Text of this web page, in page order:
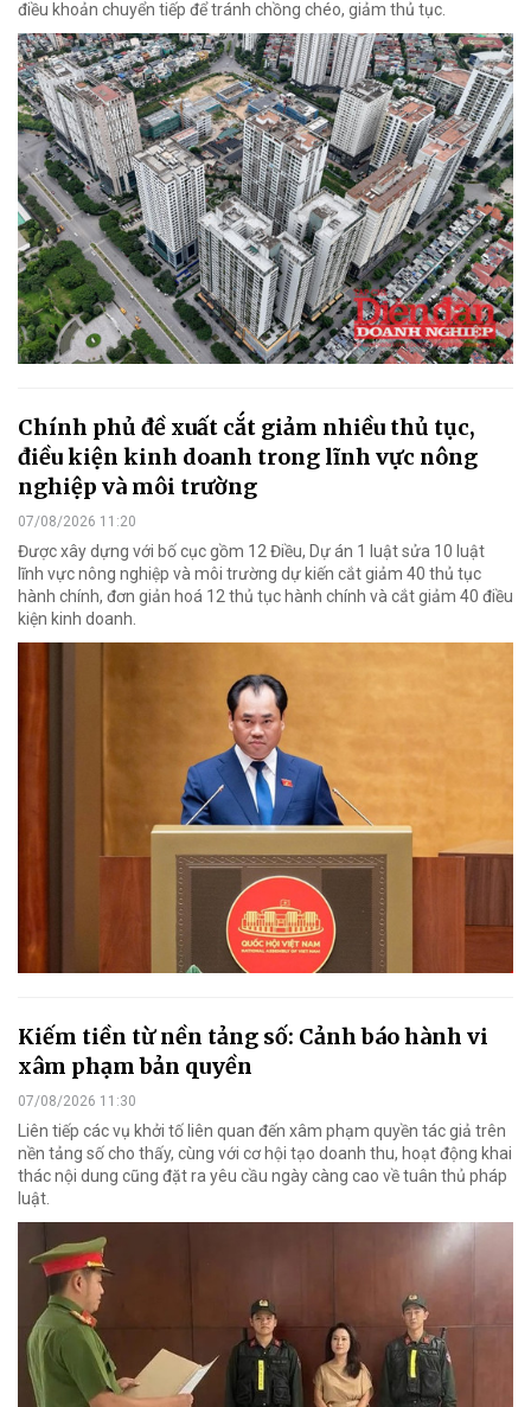
điều khoản chuyển tiếp để tránh chồng chéo, giảm thủ tục.
Chính phủ đề xuất cắt giảm nhiều thủ tục,
điều kiện kinh doanh trong lĩnh vực nông
nghiệp và môi trường
07/08/2026 11:20
Được xây dựng với bố cục gồm 12 Điều, Dự án 1 luật sửa 10 luật
lĩnh vực nông nghiệp và môi trường dự kiến cắt giảm 40 thủ tục
hành chính, đơn giản hoá 12 thủ tục hành chính và cắt giảm 40 điều
kiện kinh doanh.
Kiếm tiền từ nền tảng số: Cảnh báo hành vi
xâm phạm bản quyền
07/08/2026 11:30
Liên tiếp các vụ khởi tố liên quan đến xâm phạm quyền tác giả trên
nền tảng số cho thấy, cùng với cơ hội tạo doanh thu, hoạt động khai
thác nội dung cũng đặt ra yêu cầu ngày càng cao về tuân thủ pháp
luật.